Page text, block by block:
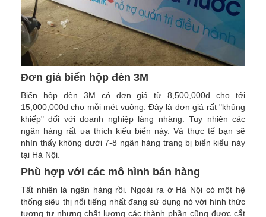
Đơn giá biển hộp đèn 3M
Biển hộp đèn 3M có đơn giá từ 8,500,000đ cho tới
15,000,000đ cho mỗi mét vuông. Đây là đơn giá rất "khủng
khiếp" đối với doanh nghiệp làng nhàng. Tuy nhiên các
ngân hàng rất ưa thích kiểu biển này. Và thực tế bạn sẽ
nhìn thấy không dưới 7-8 ngân hàng trang bị biển kiểu này
tại Hà Nội.
Phù hợp với các mô hình bán hàng
Tất nhiên là ngân hàng rồi. Ngoài ra ở Hà Nội có một hệ
thống siêu thị nổi tiếng nhất đang sử dụng nó với hình thức
tương tự nhưng chất lượng các thành phần cũng được cắt